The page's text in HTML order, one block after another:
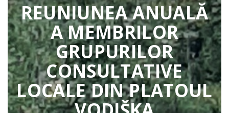
REUNIUNEA ANUALĂ
A MEMBRILOR
GRUPURILOR
CONSULTATIVE
LOCALE DIN PLATOUL